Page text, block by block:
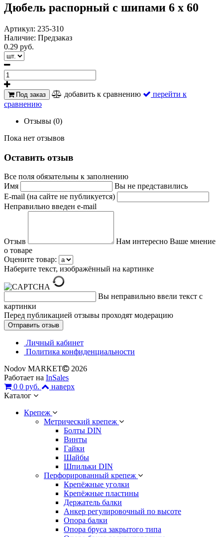
Дюбель распорный с шипами 6 х 60
Артикул: 235-310
Наличие: Предзаказ
0.29 руб.
Под заказ добавить к сравнению
перейти к
сравнению
Отзывы (0)
Пока нет отзывов
Оставить отзыв
Все поля обязательны к заполнению
Имя
Вы не представились
E-mail (на сайте не публикуется)
Неправильно введен e-mail
Отзыв
Нам интересно Ваше мнение
о товаре
Оцените товар:
Наберите текст, изображённый на картинке
Вы неправильно ввели текст с
картинки
Перед публикацией отзывы проходят модерацию
Личный кабинет
Политика конфиденциальности
Nodov MARKET
2026
Работает на InSales
0 0 руб.
наверх
Каталог
Крепеж
Метрический крепеж
Болты DIN
Винты
Гайки
Шайбы
Шпильки DIN
Перфорированный крепеж
Крепёжные уголки
Крепёжные пластины
Держатель балки
Анкер регулировочный по высоте
Опора балки
Опора бруса закрытого типа